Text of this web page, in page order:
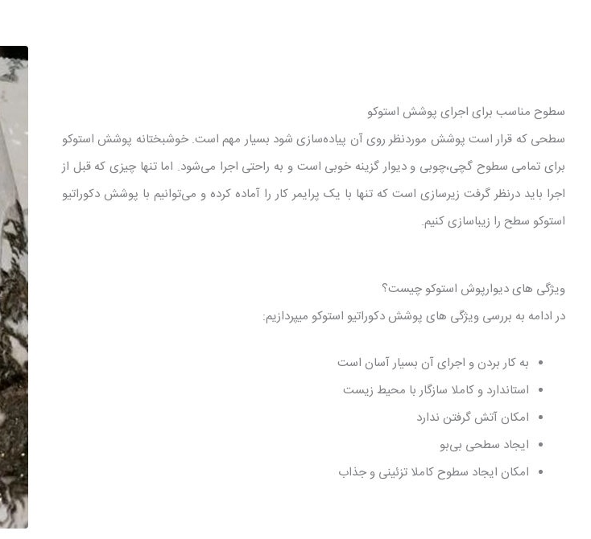
سطوح مناسب برای اجرای پوشش استوکو
سطحی که قرار است پوشش موردنظر روی آن پیاده‌سازی شود بسیار مهم است. خوشبختانه پوشش استوکو
برای تمامی سطوح گچی،چوبی و دیوار گزینه خوبی است و به راحتی اجرا می‌شود. اما تنها چیزی که قبل از
اجرا باید درنظر گرفت زیرسازی است که تنها با یک پرایمر کار را آماده کرده و می‌توانیم با پوشش دکوراتیو
استوکو سطح را زیباسازی کنیم.
ویژگی های دیوارپوش استوکو چیست؟
در ادامه به بررسی ویژگی های پوشش دکوراتیو استوکو میپردازیم:
به کار بردن و اجرای آن بسیار آسان است
استاندارد و کاملا سازگار با محیط زیست
امکان آتش گرفتن ندارد
ایجاد سطحی بی‌بو
امکان ایجاد سطوح کاملا تزئینی و جذاب